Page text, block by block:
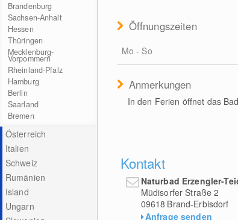
Brandenburg
Sachsen-Anhalt
Hessen
Thüringen
Mecklenburg-
Vorpommern
Rheinland-Pfalz
Hamburg
Berlin
Saarland
Bremen
Österreich
Italien
Schweiz
Rumänien
Island
Ungarn
Öffnungszeiten
Mo - So
Anmerkungen
In den Ferien öffnet das
Kontakt
Naturbad Erzengler-
Müdisorfer Straße 2
09618 Brand-Erbisdorf
Anfrage senden